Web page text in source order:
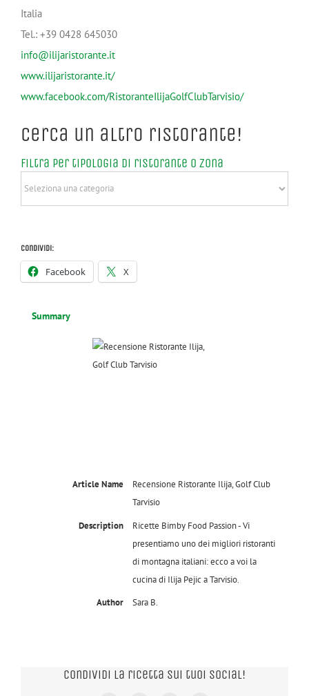
Italia
Tel.: ‭‭+39 0428 645030‬
info@ilijaristorante.it
www.ilijaristorante.it/
www.facebook.com/RistoranteIlijaGolfClubTarvisio/
Cerca un altro ristorante!
Filtra per tipologia di ristorante o zona
di
ristorante
o
Condividi:
Facebook X
Summary
Article Name
Recensione Ristorante Ilija, Golf Club
Tarvisio
Description
Ricette Bimby Food Passion - Vi
presentiamo uno dei migliori ristoranti
di montagna italiani: ecco a voi la
cucina di Ilija Pejic a Tarvisio.
Author
Sara B.
Condividi la ricetta sui tuoi Social!